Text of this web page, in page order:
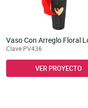
Unicel
Productos para
Velas y
Quinqués
Manualidades
Vaso Con Arreglo Floral
Clave:PV436
VER PROYECTO